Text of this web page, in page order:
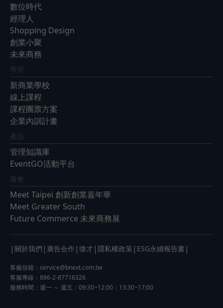
數位時代
經理人
Shopping Design
創業小聚
未來商務
學習
新商業學校
線上課程
課程團票方案
企業內訓計畫
產品
管理知識庫
EventGO活動平台
展會
Meet Taipei 創新創業嘉年華
Meet Greater South
Future Commerce 未來商務展
| 關於我們 | 廣告合作 | 徵才 | 隱私權政策 | ESG永續報告書 |
客服信箱： service@bnext.com.tw
客服專線：886-2-87716326
服務時間：週一 ～ 週五：09:30~12:00；13:30~17:00